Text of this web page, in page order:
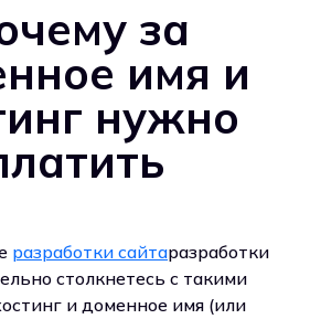
за
имя и
нужно
разработки сайтаразработки
столкнетесь с такими
и доменное имя (или